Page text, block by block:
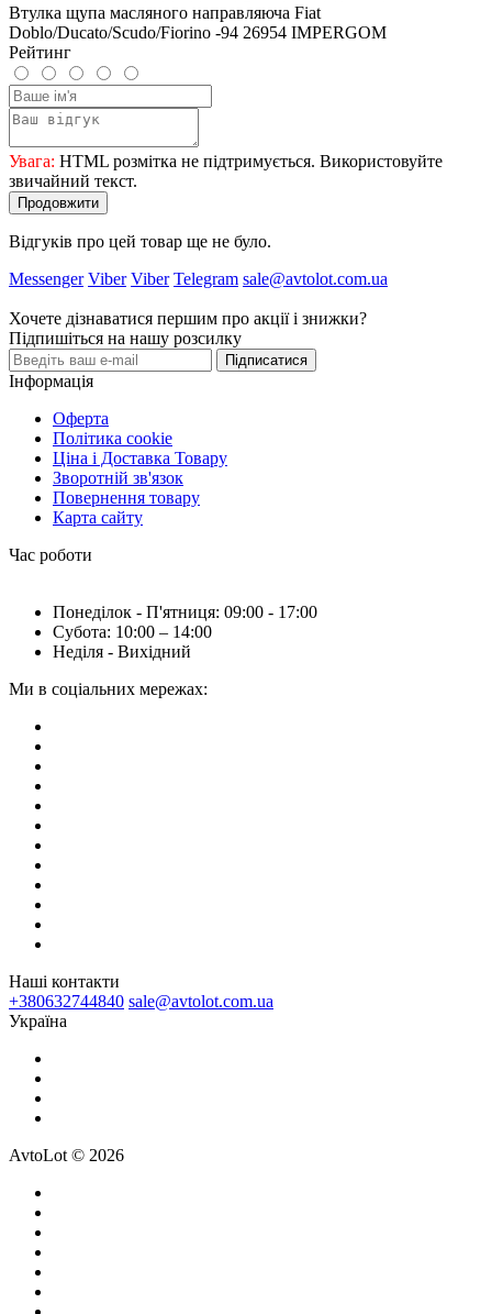
Втулка щупа масляного направляюча Fiat
Doblo/Ducato/Scudo/Fiorino -94 26954 IMPERGOM
Рейтинг
Увага: HTML розмітка не підтримується. Використовуйте
звичайний текст.
Продовжити
Відгуків про цей товар ще не було.
Messenger Viber Viber Telegram sale@avtolot.com.ua
Хочете дізнаватися першим про акції і знижки?
Підпишіться на нашу розсилку
Підписатися
Інформація
Оферта
Політика cookie
Ціна і Доставка Товару
Зворотній зв'язок
Повернення товару
Карта сайту
Час роботи
Понеділок - П'ятниця: 09:00 - 17:00
Субота: 10:00 – 14:00
Неділя - Вихідний
Ми в соціальних мережах:
Наші контакти
+380632744840 sale@avtolot.com.ua
Українa
AvtoLot © 2026